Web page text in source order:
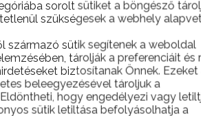
sorolt sütiket a böngésző
szükségesek a webhely
származó sütik segítenek a weboldal
tárolják a preferenciáit és
biztosítanak Önnek. Ezeket
beleegyezésével tároljuk a
hogy engedélyezi vagy
sütik letiltása befolyásolhatja a
5 zuhany csaptelep